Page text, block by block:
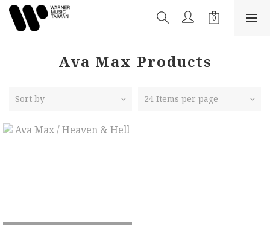
Ava Max Products
Sort by 24 Items per page